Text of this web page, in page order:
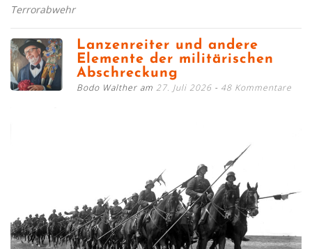
Terrorabwehr
Lanzenreiter und andere
Elemente der militärischen
Abschreckung
Bodo Walther am 27. Juli 2026 48 Kommentare